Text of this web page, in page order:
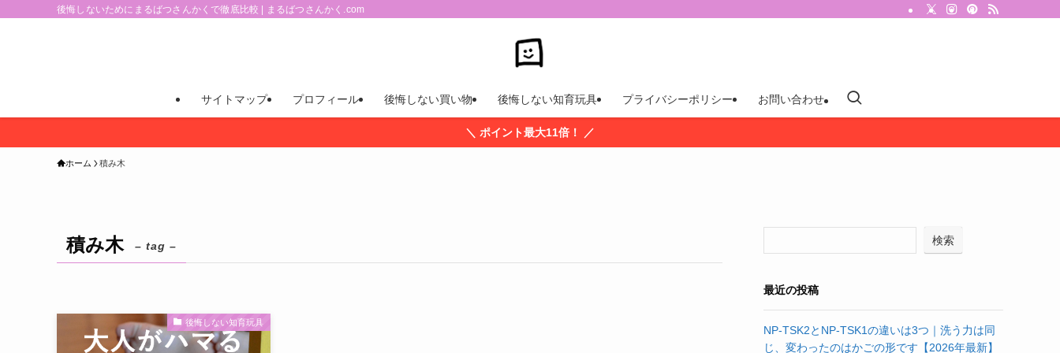
後悔しないためにまるばつさんかくで徹底比較 | まるばつさんかく.com
サイトマップ プロフィール 後悔しない買い物 後悔しない知育玩具 プライバシーポリシー お問い合わせ
＼ ポイント最大11倍！ ／
ホーム 積み木
積み木 – tag –
後悔しない知育玩具
検索
最近の投稿
NP-TSK2とNP-TSK1の違いは3つ｜洗う力は同
じ、変わったのはかごの形です【2026年最新】